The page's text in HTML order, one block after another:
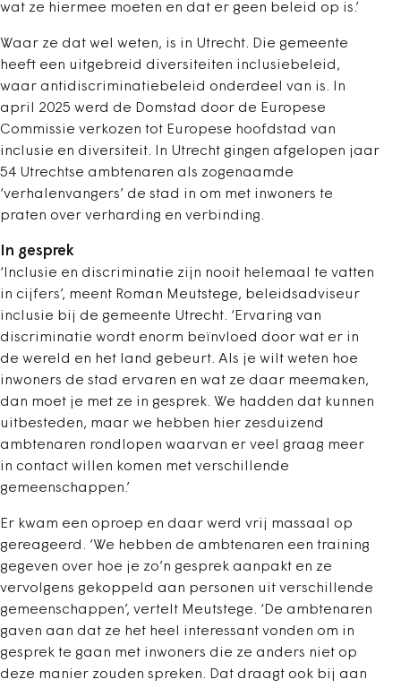
wat ze hiermee moeten en dat er geen beleid op is.’
Waar ze dat wel weten, is in Utrecht. Die gemeente
heeft een uitgebreid diversiteiten inclusiebeleid,
waar antidiscriminatiebeleid onderdeel van is. In
april 2025 werd de Domstad door de Europese
Commissie verkozen tot Europese hoofdstad van
inclusie en diversiteit. In Utrecht gingen afgelopen jaar
54 Utrechtse ambtenaren als zogenaamde
‘verhalenvangers’ de stad in om met inwoners te
praten over verharding en verbinding.
In gesprek
‘Inclusie en discriminatie zijn nooit helemaal te vatten
in cijfers’, meent Roman Meutstege, beleidsadviseur
inclusie bij de gemeente Utrecht. ‘Ervaring van
discriminatie wordt enorm beïnvloed door wat er in
de wereld en het land gebeurt. Als je wilt weten hoe
inwoners de stad ervaren en wat ze daar meemaken,
dan moet je met ze in gesprek. We hadden dat kunnen
uitbesteden, maar we hebben hier zesduizend
ambtenaren rondlopen waarvan er veel graag meer
in contact willen komen met verschillende
gemeenschappen.’
Er kwam een oproep en daar werd vrij massaal op
gereageerd. ‘We hebben de ambtenaren een training
gegeven over hoe je zo’n gesprek aanpakt en ze
vervolgens gekoppeld aan personen uit verschillende
gemeenschappen’, vertelt Meutstege. ‘De ambtenaren
gaven aan dat ze het heel interessant vonden om in
gesprek te gaan met inwoners die ze anders niet op
deze manier zouden spreken. Dat draagt ook bij aan